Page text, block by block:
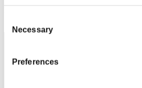
Selection
Necessary
Preferences